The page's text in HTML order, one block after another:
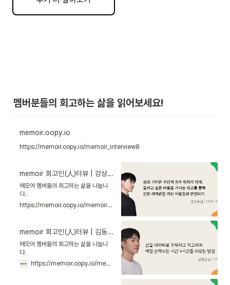
멤버분들의 회고하는 삶을 읽어보세요!
memoir.oopy.io
https://memoir.oopy.io/memoir_interview8
memoir 회고인(人)터뷰 | 강상우님
메모어 멤버들의 회고하는 삶을 나눕니
다.
https://memoir.oopy.io/memoir_interview5
memoir 회고인(人)터뷰 | 김동은님
메모어 멤버들의 회고하는 삶을 나눕니
다.
https://memoir.oopy.io/memoir_interview7